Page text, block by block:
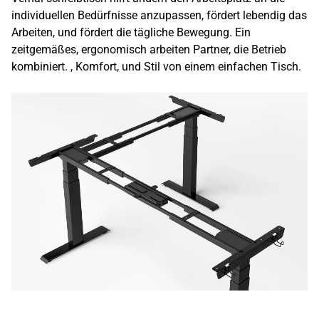
individuellen Bedürfnisse anzupassen, fördert lebendig das
Arbeiten, und fördert die tägliche Bewegung. Ein
zeitgemäßes, ergonomisch arbeiten Partner, die Betrieb
kombiniert. , Komfort, und Stil von einem einfachen Tisch.